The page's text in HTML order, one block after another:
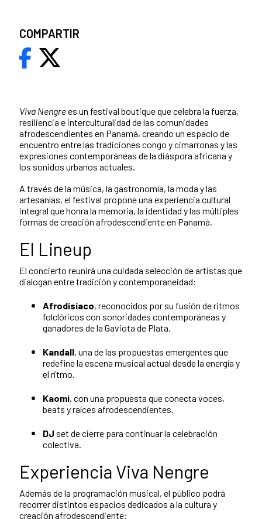
Viva Nengrees un festival boutique que celebra la fuerza,
resiliencia e interculturalidad de las comunidades
afrodescendientes en Panamá, creando un espacio de
encuentro entre las tradiciones congo y cimarronas y las
expresiones contemporáneas de la diáspora africana y
los sonidos urbanos actuales.
A través de la música, la gastronomía, la moda y las
artesanías, el festival propone una experiencia cultural
integral que honra la memoria, la identidad y las múltiples
formas de creación afrodescendiente en Panamá.
El Lineup
El concierto reunirá una cuidada selección de artistas que
dialogan entre tradición y contemporaneidad:
Afrodisíaco, reconocidos por su fusión de ritmos
folclóricos con sonoridades contemporáneas y
ganadores de la Gaviota de Plata.
Kandall, una de las propuestas emergentes que
redefine la escena musical actual desde la energía y
el ritmo.
Kaomi, con una propuesta que conecta voces,
beats y raíces afrodescendientes.
DJ set de cierre para continuar la celebración
colectiva.
Experiencia Viva Nengre
Además de la programación musical, el público podrá
recorrer distintos espacios dedicados a la cultura y
creación afrodescendiente:
COMPARTIR